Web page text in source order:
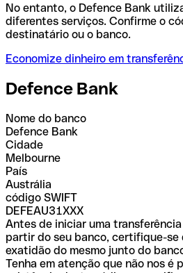
No entanto, o Defence Bank
diferentes serviços. Confirme o
destinatário ou o banco.
Economize dinheiro em
Defence Bank
Nome do banco
Defence Bank
Cidade
Melbourne
País
Austrália
código SWIFT
DEFEAU31XXX
Antes de iniciar uma
partir do seu banco, certifique-se
exatidão do mesmo junto do
Tenha em atenção que não nos é